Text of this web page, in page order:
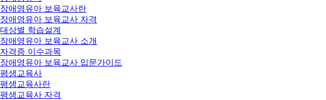
장애영유아 보육교사란
장애영유아 보육교사 자격
대상별 학습설계
장애영유아 보육교사 소개
자격증 이수과목
장애영유아 보육교사 입문가이드
평생교육사
평생교육사란
평생교육사 자격